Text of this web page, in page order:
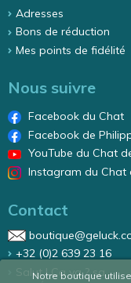
Notre boutique
Adresses
Bons de réduction
Mes points de fidélité
Nous suivre
Facebook du Chat
Facebook de
YouTube du Chat
Instagram du Chat
Contact
+32 (0)2 639 23 16
Salut ! Ca va ? sa